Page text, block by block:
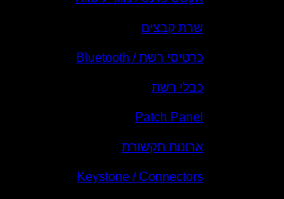
שרת קבצים
כרטיסי רשת / Bluetooth
כבלי רשת
Patch Panel
ארונות תקשורת
Keystone / Connectors